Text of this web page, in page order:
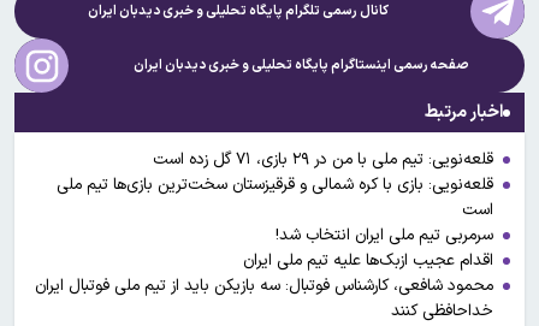
کانال رسمی تلگرام پایگاه تحلیلی و خبریدیدبان ایران
صفحه رسمی اینستاگرام پایگاه تحلیلی و خبریدیدبان ایران
اخبار مرتبط
قلعه‌نویی: تیم ملی با من در ۲۹ بازی، ۷۱ گل زده است
قلعه‌نویی: بازی با کره شمالی و قرقیزستان سخت‌ترین بازی‌ها تیم ملی
است
سرمربی تیم ملی ایران انتخاب شد!
اقدام عجیب ازبک‌ها علیه تیم ملی ایران
محمود شافعی، کارشناس فوتبال: سه بازیکن باید از تیم ملی فوتبال ایران
خداحافظی کنند